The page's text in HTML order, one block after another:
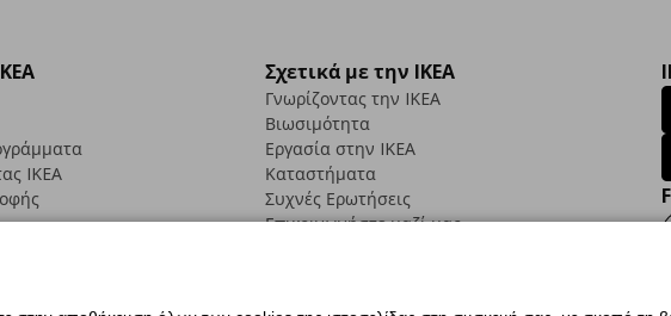
IKEA
Σχετικά με την IKEA
Γνωρίζοντας την IKEA
Βιωσιμότητα
Εργασία στην IKEA
Καταστήματα
Συχνές Ερωτήσεις
Επικοινωνήστε μαζί μας